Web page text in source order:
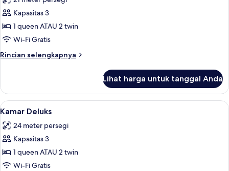
Kamar
Superior
Kapasitas 3
1 queen ATAU 2 twin
Wi-Fi Gratis
Rincian selengkapnya
Rincian
Kamar
Superior
Lihat harga untuk tanggal Anda
Lihat
semua
foto
untuk
Kamar
Deluks
Brankas, meja kerja, setrika/meja
8
Kamar Deluks
24 meter persegi
Kapasitas 3
1 queen ATAU 2 twin
Wi-Fi Gratis